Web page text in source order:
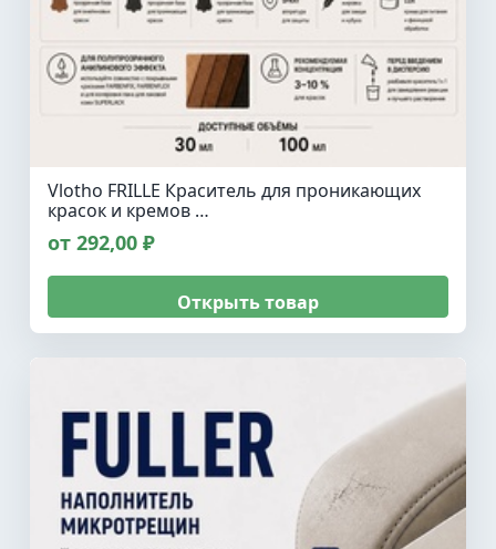
Vlotho FRILLE Краситель для проникающих
красок и кремов …
от 292,00 ₽
Открыть товар